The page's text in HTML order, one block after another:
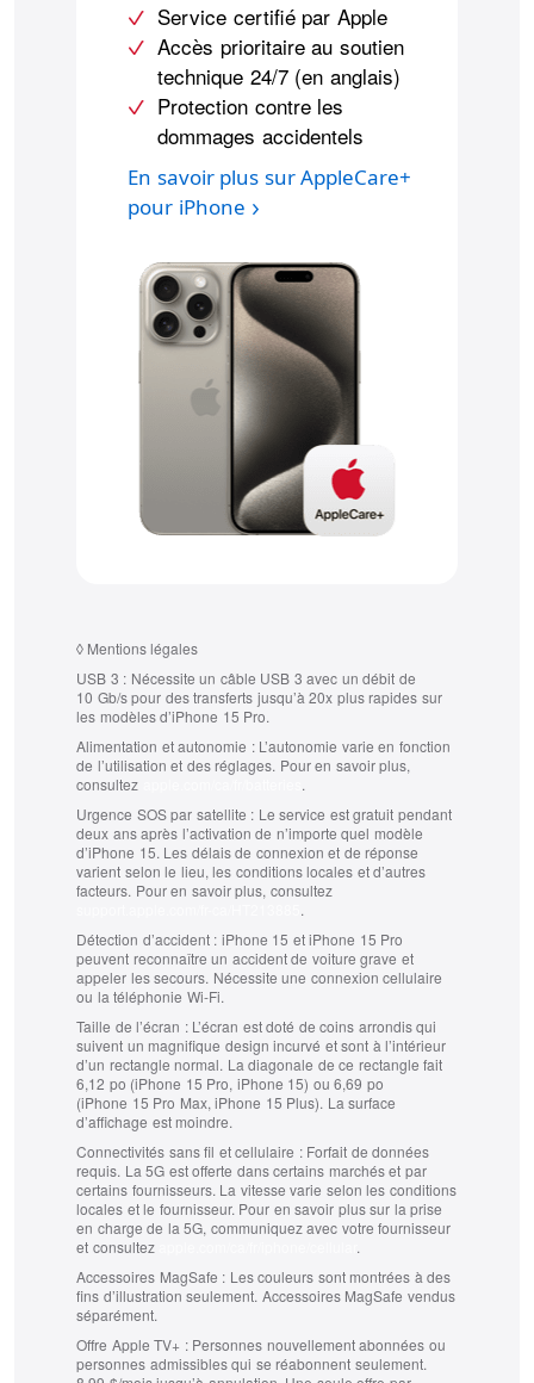
Service certifié par Apple
Accès prioritaire au soutien
technique 24/7 (en anglais)
Protection contre les
dommages accidentels
En savoir plus sur AppleCare+
pour iPhone
◊ Mentions légales
USB 3 : Nécessite un câble USB 3 avec un débit de
10 Gb/s pour des transferts jusqu’à 20x plus rapides sur
les modèles d’iPhone 15 Pro.
Alimentation et autonomie :L’autonomie varie en fonction
de l’utilisation et des réglages. Pour en savoir plus,
consultez
.
Urgence SOS par satellite : Le service est gratuit pendant
deux ans après l’activation de n’importe quel modèle
d’iPhone 15. Les délais de connexion et de réponse
varient selon le lieu, les conditions locales et d’autres
facteurs. Pour en savoir plus, consultez
.
Détection d’accident : iPhone 15 et iPhone 15 Pro
peuvent reconnaître un accident de voiture grave et
appeler les secours. Nécessite une connexion cellulaire
ou la téléphonie Wi-Fi.
Taille de l’écran :L’écran est doté de coins arrondis qui
suivent un magnifique design incurvé et sont à l’intérieur
d’un rectangle normal. La diagonale de ce rectangle fait
6,12 po (iPhone 15 Pro, iPhone 15) ou 6,69 po
(iPhone 15 Pro Max, iPhone 15 Plus). La surface
d’affichage est moindre.
Connectivités sans fil et cellulaire :Forfait de données
requis. La 5G est offerte dans certains marchés et par
certains fournisseurs. La vitesse varie selon les conditions
locales et le fournisseur. Pour en savoir plus sur la prise
en charge de la 5G, communiquez avec votre fournisseur
et consultez
.
Accessoires MagSafe : Les couleurs sont montrées à des
fins d’illustration seulement. Accessoires MagSafe vendus
séparément.
Offre Apple TV+ :Personnes nouvellement abonnées ou
personnes admissibles qui se réabonnent seulement.